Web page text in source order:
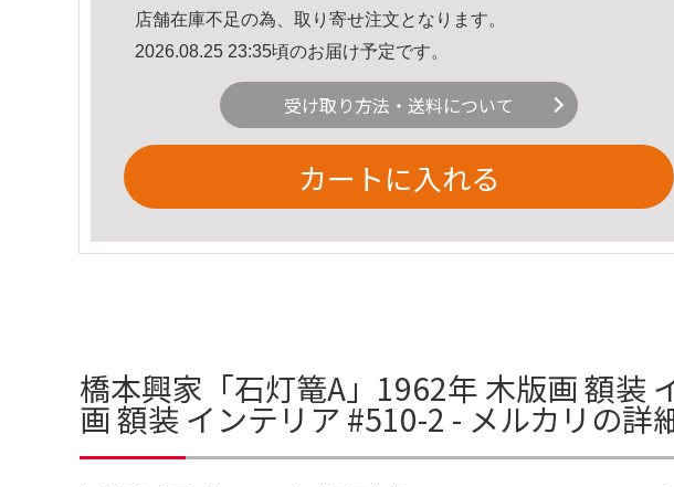
店舗在庫不足の為、取り寄せ注文となります。
2026.08.25 23:35頃のお届け予定です。
受け取り方法・送料について
カートに入れる
橋本興家「石灯篭A」1962年 木版画 額装
画 額装 インテリア #510-2 - メルカリの詳